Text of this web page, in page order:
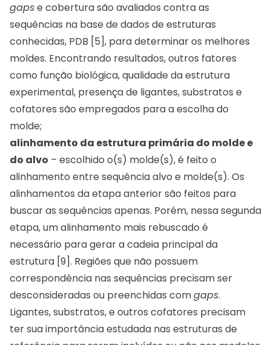
gapse cobertura são avaliados contra as
sequências na base de dados de estruturas
conhecidas, PDB [5], para determinar os melhores
moldes. Encontrando resultados, outros fatores
como função biológica, qualidade da estrutura
experimental, presença de ligantes, substratos e
cofatores são empregados para a escolha do
molde;
alinhamento da estrutura primária do molde e
do alvo – escolhido o(s) molde(s), é feito o
alinhamento entre sequência alvo e molde(s). Os
alinhamentos da etapa anterior são feitos para
buscar as sequências apenas. Porém, nessa segunda
etapa, um alinhamento mais rebuscado é
necessário para gerar a cadeia principal da
estrutura [9]. Regiões que não possuem
correspondência nas sequências precisam ser
desconsideradas ou preenchidas comgaps.
Ligantes, substratos, e outros cofatores precisam
ter sua importância estudada nas estruturas de